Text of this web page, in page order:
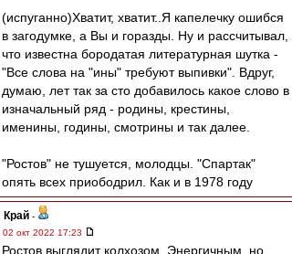
(испуганно)Хватит, хватит..Я капелечку ошибся
в загодумке, а Вы и горазды. Ну и рассчитывал,
что известна бородатая литературная шутка -
"Все слова на "ины" требуют выпивки". Вдруг,
думаю, лет так за сто добавилось какое слово в
изначальный ряд - родины, крестины,
именины, годины, смотрины и так далее.
"Ростов" не тушуется, молодцы. "Спартак"
опять всех приободрил. Как и в 1978 году
Край -
02 окт 2022 17:23
Ростов выглядит колхозом..Энергичным, но